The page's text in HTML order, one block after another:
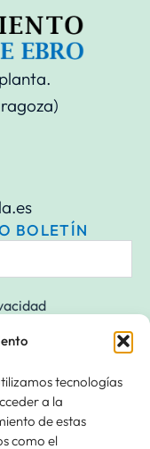
tecnologías
a la
de estas
como el
BOLETÍN
Ebro. / Finalidad »
Legitimación » tu
cesiones si